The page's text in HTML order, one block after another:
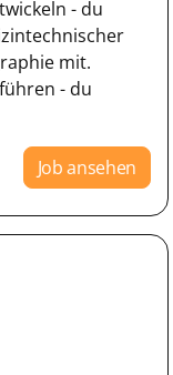
- du
mit.
- du
Job ansehen